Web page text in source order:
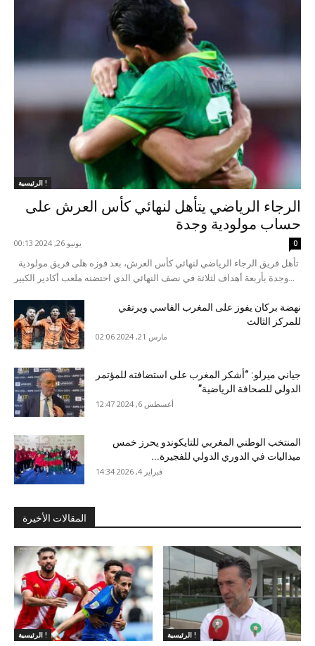
الرئيسية !
الرجاء الرياضي يتأهل لنهائي كأس العرش على
حساب مولودية وجدة
يونيو 26, 2024 00:13 0
وجدة بأربعة أهداف لثلاثة في نصف النهائي الذي احتضنه ملعب أكادير الكبير...
نهضة بركان يفوز على المغرب الفاسي ويرتقي
للمركز الثالث
مارس 21, 2024 02:06
جياني ميرلو: “أشكر المغرب على استضافته للمؤتمر
الدولي للصحافة الرياضية”
أغسطس 6, 2024 12:47
المنتخب الوطني المغربي للتايكوندو يحرز خمس
ميداليات في الدوري الدولي للفجيرة...
فبراير 4, 2026 14:34
المقالات الأخيرة
الرئيسية ! الرئيسية !